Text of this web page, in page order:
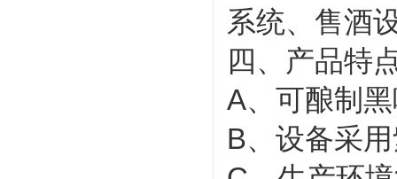
系统、售酒
四、产品特
A、可酿制
B、设备采